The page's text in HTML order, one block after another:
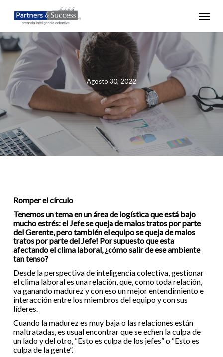
main
content
Menu
Agosto 30, 2022
Romper el círculo
Tenemos un tema en un área de logística que está bajo
mucho estrés: el Jefe se queja de malos tratos por parte
del Gerente, pero también el equipo se queja de malos
tratos por parte del Jefe! Por supuesto que esta
afectando el clima laboral, ¿cómo salir de ese ambiente
tan tenso?
Desde la perspectiva de inteligencia colectiva, gestionar
el clima laboral es una relación, que, como toda relación,
va ganando madurez y con eso un mejor entendimiento e
interacción entre los miembros del equipo y con sus
líderes.
Cuando la madurez es muy baja o las relaciones están
maltratadas, es usual encontrar que se echen la culpa de
un lado y del otro, “Esto es culpa de los jefes” o “Esto es
culpa de la gente”.